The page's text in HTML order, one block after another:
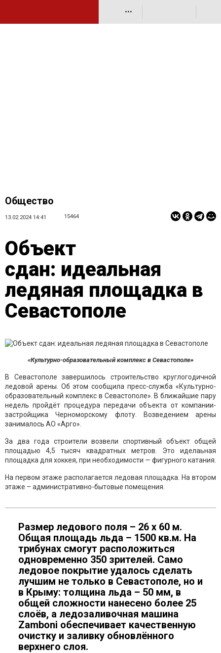
•••
Общество
13.02.2024 14:41 15464
Объект
сдан: идеальная
ледяная площадка в
Севастополе
«Культурно-образовательный комплекс в Севастополе»
В Севастополе завершилось строительство круглогодичной
ледовой арены. Об этом сообщила пресс-служба «Культурно-
образовательный комплекс в Севастополе». В ближайшие пару
недель пройдёт процедура передачи объекта от компании-
застройщика Черноморскому флоту. Возведением арены
занималось АО «Арго».
За два года строители возвели спортивный объект общей
площадью 4,5 тысяч квадратных метров. Это иделаьная
площадка для хоккея, при необходимости — фигурного катания.
На первом этаже располагается ледовая площадка. На втором
этаже – административно-бытовые помещения.
Размер ледового поля – 26 х 60 м.
Общая площадь льда – 1500 кв.м. На
трибунах смогут расположиться
одновременно 350 зрителей. Само
ледовое покрытие удалось сделать
лучшим не только в Севастополе, но и
в Крыму: толщина льда – 50 мм, в
общей сложности нанесено более 25
слоёв, а ледозаливочная машина
Zamboni обеспечивает качественную
очистку и заливку обновлённого
верхнего слоя.